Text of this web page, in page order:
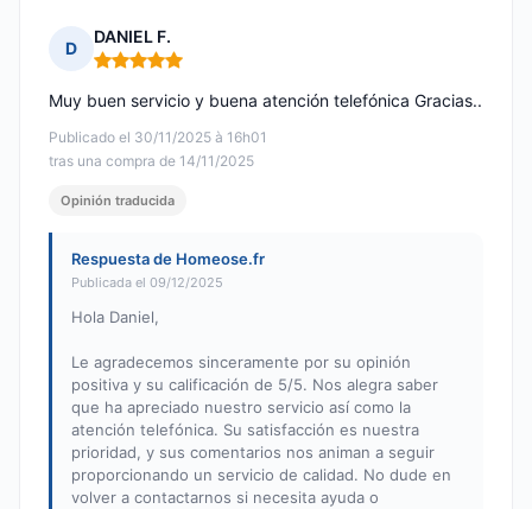
D
DANIEL F.
Nota: 5 de 5
Publicado el 30/11/2025 à 16h01
tras una compra de 14/11/2025
Muy buen servicio y buena atención telefónica Gracias..
Opinión traducida
Respuesta de Homeose.fr
Publicada el 09/12/2025
Hola Daniel,
Le agradecemos sinceramente por su opinión
positiva y su calificación de 5/5. Nos alegra saber
que ha apreciado nuestro servicio así como la
atención telefónica. Su satisfacción es nuestra
prioridad, y sus comentarios nos animan a seguir
proporcionando un servicio de calidad. No dude en
volver a contactarnos si necesita ayuda o